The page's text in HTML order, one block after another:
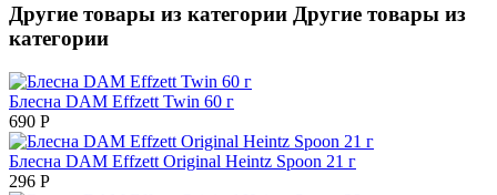
Другие товары из категории Другие товары из
категории
Блесна DAM Effzett Twin 60 г
690 Р
Блесна DAM Effzett Original Heintz Spoon 21 г
296 Р